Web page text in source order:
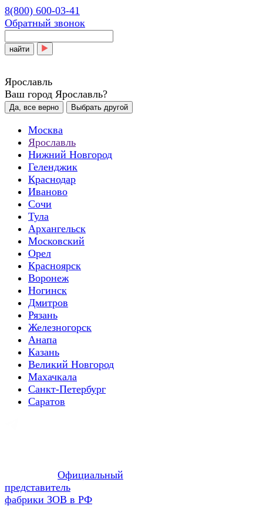
8(800) 600-03-41
Обратный звонок
найти
Ярославль
Ваш город Ярославль?
Да, все верно Выбрать другой
Москва
Ярославль
Нижний Новгород
Геленджик
Краснодар
Иваново
Сочи
Тула
Архангельск
Московский
Орел
Красноярск
Воронеж
Ногинск
Дмитров
Рязань
Железногорск
Анапа
Казань
Великий Новгород
Махачкала
Санкт-Петербург
Саратов
Официальный
представитель
фабрики ЗОВ в РФ